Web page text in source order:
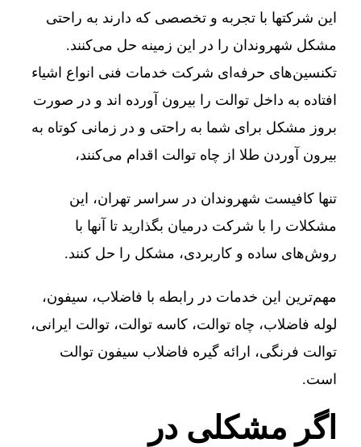
این شرکتها با تجربه و تخصصی که دارند به راحتی
مشکل شهروندان را در این زمینه حل می‌کنند.
تکنسین‌های حرفه‌ای شرکت خدمات فنی انواع اشیاء
افتاده به داخل توالت را بیرون آورده اند و در صورت
بروز مشکل برای شما به راحتی و در زمانی کوتاه به
بیرون آوردن طلا از چاه توالت اقدام می‌کنند،
تنها کافیست شهروندان در سراسر تهران، این
مشکلات را با شرکت درمیان بگذارید تا آنها با
روش‌های ساده و کاربردی، مشکل را حل کنند.
مهم‌ترین این خدمات در رابطه با فاضلاب، سیفون،
لوله فاضلاب، چاه توالت، کاسه توالت، توالت ایرانی،
توالت فرنگی، ارائه گیره فاضلاب سیفون توالت
است.
اگر مشکلی در